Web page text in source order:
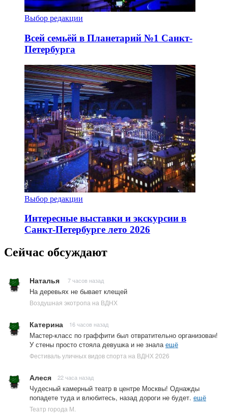
Выбор редакции
Всей семьёй в Планетарий №1 Санкт-
Петербурга
Выбор редакции
Интересные выставки и экскурсии в
Санкт-Петербурге лето 2026
Сейчас обсуждают
Наталья 7 часов назад
На деревьях не бывает клещей
Воздушная экотропа на ВДНХ
Катерина 16 часов назад
Мастер-класс по граффити был отвратительно организован!
У стены просто стояла девушка и не зналаещё
Фестиваль уличных видов спорта на ВДНХ 2026
Алеся 22 часа назад
Чудесный камерный театр в центре Москвы! Однажды
попадете туда и влюбитесь, назад дороги не будет. ещё
Театр города М.